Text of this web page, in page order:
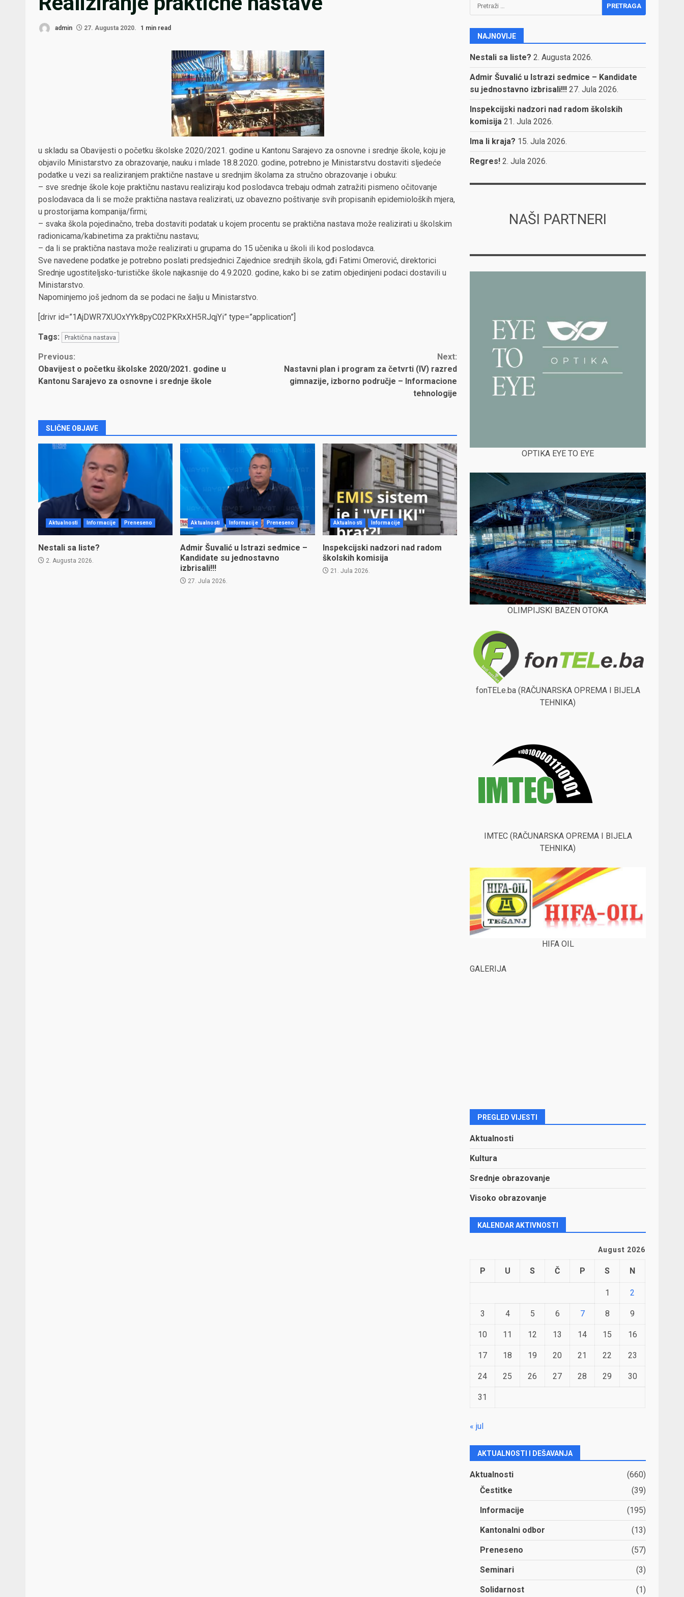
admin 27. Augusta 2020. 1 min read
u skladu sa Obavijesti o početku školske 2020/2021. godine u Kantonu Sarajevo za osnovne i srednje škole, koju je
objavilo Ministarstvo za obrazovanje, nauku i mlade 18.8.2020. godine, potrebno je Ministarstvu dostaviti sljedeće
podatke u vezi sa realiziranjem praktične nastave u srednjim školama za stručno obrazovanje i obuku:
– sve srednje škole koje praktičnu nastavu realiziraju kod poslodavca trebaju odmah zatražiti pismeno očitovanje
poslodavaca da li se može praktična nastava realizirati, uz obavezno poštivanje svih propisanih epidemioloških mjera,
u prostorijama kompanija/firmi;
– svaka škola pojedinačno, treba dostaviti podatak u kojem procentu se praktična nastava može realizirati u školskim
radionicama/kabinetima za praktičnu nastavu;
– da li se praktična nastava može realizirati u grupama do 15 učenika u školi ili kod poslodavca.
Sve navedene podatke je potrebno poslati predsjednici Zajednice srednjih škola, gđi Fatimi Omerović, direktorici
Srednje ugostiteljsko-turističke škole najkasnije do 4.9.2020. godine, kako bi se zatim objedinjeni podaci dostavili u
Ministarstvo.
Napominjemo još jednom da se podaci ne šalju u Ministarstvo.
[drivr id=”1AjDWR7XUOxYYk8pyC02PKRxXH5RJqjYi” type=”application”]
Tags: Praktična nastava
Continue
Reading
Previous:
Obavijest o početku školske 2020/2021. godine u
Kantonu Sarajevo za osnovne i srednje škole
Next:
Nastavni plan i program za četvrti (IV) razred
gimnazije, izborno područje – Informacione
tehnologije
SLIČNE OBJAVE
Aktualnosti Informacije Preneseno
Nestali sa liste?
2. Augusta 2026.
Aktualnosti Informacije Preneseno
Admir Šuvalić u Istrazi sedmice –
Kandidate su jednostavno
izbrisali!!!
27. Jula 2026.
Aktualnosti Informacije
Inspekcijski nadzori nad radom
školskih komisija
21. Jula 2026.
NAJNOVIJE
Nestali sa liste? 2. Augusta 2026.
Admir Šuvalić u Istrazi sedmice – Kandidate
su jednostavno izbrisali!!! 27. Jula 2026.
Inspekcijski nadzori nad radom školskih
komisija 21. Jula 2026.
Ima li kraja? 15. Jula 2026.
Regres! 2. Jula 2026.
NAŠI PARTNERI
OPTIKA EYE TO EYE
OLIMPIJSKI BAZEN OTOKA
fonTELe.ba (RAČUNARSKA OPREMA I BIJELA
TEHNIKA)
IMTEC (RAČUNARSKA OPREMA I BIJELA
TEHNIKA)
HIFA OIL
GALERIJA
PREGLED VIJESTI
Aktualnosti
Kultura
Srednje obrazovanje
Visoko obrazovanje
KALENDAR AKTIVNOSTI
August 2026
P U S Č P S N
1 2
3 4 5 6 7 8 9
10 11 12 13 14 15 16
17 18 19 20 21 22 23
24 25 26 27 28 29 30
31
« jul
AKTUALNOSTI I DEŠAVANJA
Aktualnosti
(660)
Čestitke
(39)
Informacije (195)
Kantonalni odbor (13)
Preneseno (57)
Seminari (3)
Solidarnost (1)